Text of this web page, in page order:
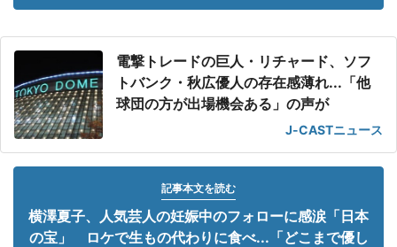
電撃トレードの巨人・リチャード、ソフ
トバンク・秋広優人の存在感薄れ...「他
球団の方が出場機会ある」の声が
J-CASTニュース
記事本文を読む
横澤夏子、人気芸人の妊娠中のフォローに感涙「日本
の宝」 ロケで生もの代わりに食べ...「どこまで優し